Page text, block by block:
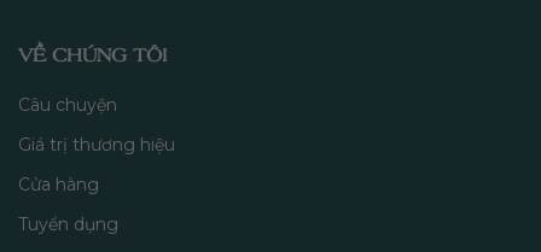
VỀ CHÚNG TÔI
Câu chuyện
Giá trị thương hiệu
Cửa hàng
Tuyển dụng